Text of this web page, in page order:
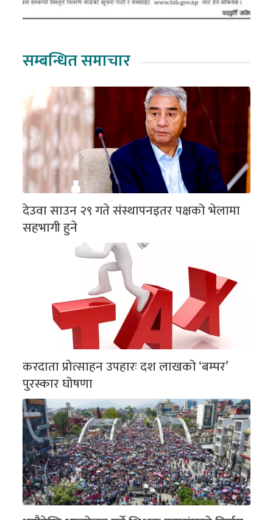
सम्बन्धित समाचार
देउवा साउन २९ गते संस्थापनइतर पक्षको भेलामा
सहभागी हुने
करदाता प्रोत्साहन उपहारः दश लाखको ‘बम्पर’
पुरस्कार घोषणा